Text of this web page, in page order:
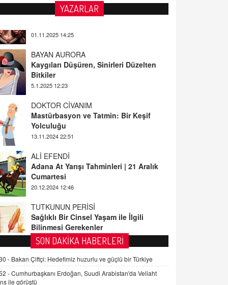
YAZARLAR
BAYAN AURORA
Bitkiler
5.1.2025 12:23
DOKTOR CİVANIM
Yolculuğu
13.11.2024 22:51
ALİ EFENDİ
Cumartesi
20.12.2024 12:46
TUTKUNUN PERİSİ
Bilinmesi Gerekenler
08.11.2024 13:16
FARUK ÖNALAN
Tezkere Onaylanmasaydı…
2 Kasım 2021 Salı 00:11
SON DAKİKA HABERLERİ
- Bakan Çiftçi: Hedefimiz huzurlu ve güçlü bir Türkiye
-Cumhurbaşkanı Erdoğan, Suudi Arabistan'da Veliaht
ile görüştü